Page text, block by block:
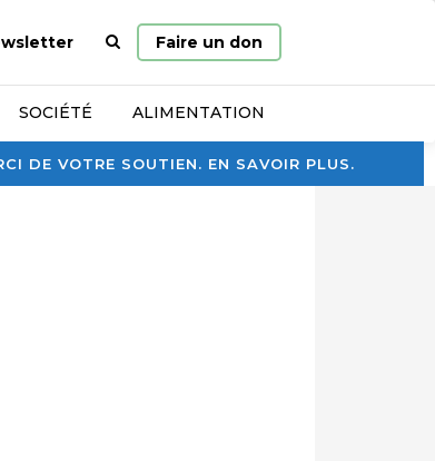
DE VOTRE SOUTIEN. EN SAVOIR PLUS.
Page
d’accueil
Faire un don
SOCIÉTÉ ALIMENTATION